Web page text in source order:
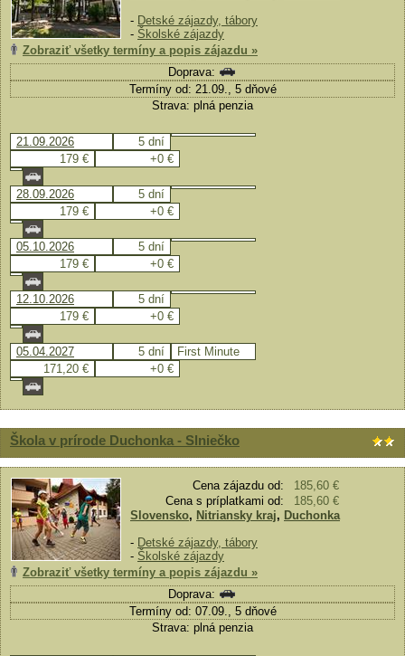
- Detské zájazdy, tábory
- Školské zájazdy
Zobraziť všetky termíny a popis zájazdu »
Doprava:
Termíny od: 21.09., 5 dňové
Strava: plná penzia
21.09.2026
5 dní
179 €
+0 €
28.09.2026
5 dní
179 €
+0 €
05.10.2026
5 dní
179 €
+0 €
12.10.2026
5 dní
179 €
+0 €
05.04.2027 5 dní
First Minute
171,20 €
+0 €
Škola v prírode Duchonka - Slniečko
Cena zájazdu od:
185,60 €
Cena s príplatkami od:
185,60 €
Slovensko, Nitriansky kraj, Duchonka
- Detské zájazdy, tábory
- Školské zájazdy
Zobraziť všetky termíny a popis zájazdu »
Doprava:
Termíny od: 07.09., 5 dňové
Strava: plná penzia